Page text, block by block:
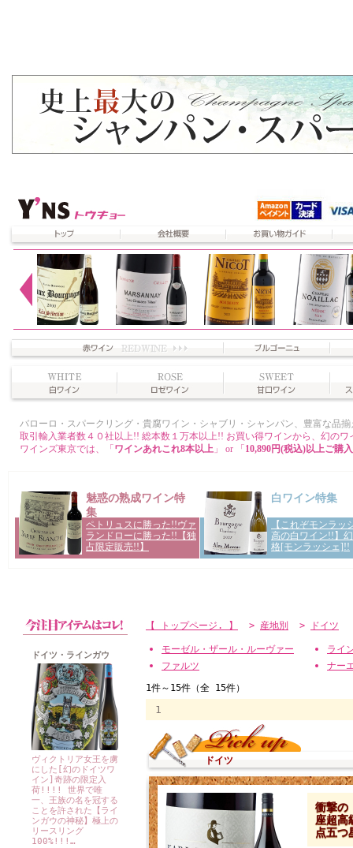
ドイツ・ラインガウ
ヴィクトリア女王を虜
にした[幻のドイツワ
イン]奇跡の限定入
荷!!!! 世界で唯
一、王族の名を冠する
ことを許された【ライ
ンガウの神秘】極上の
リースリング
100%!!!…
【 トップページ. 】 > 産地別 > ドイツ
モーゼル・ザール・ルーヴァー
ライ
ファルツ
ナー
ドイツ
衝撃
座超高
点五